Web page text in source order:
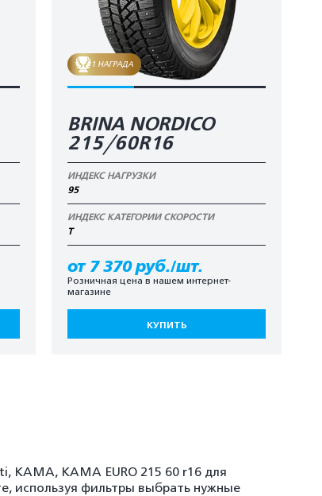
1 НАГРАДА
BRINA NORDICO
215/60R16
ИНДЕКС НАГРУЗКИ
95
ИНДЕКС КАТЕГОРИИ СКОРОСТИ
T
от 7 370 руб./шт.
Розничная цена в нашем интернет-
магазине
КУПИТЬ
KAMA, KAMA EURO 215 60 r16 для
используя фильтры выбрать нужные